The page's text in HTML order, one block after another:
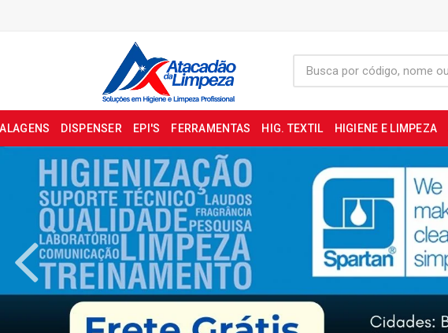
DISPENSER EPI'S FERRAMENTAS HIG. TEXTIL HIGIENE E LIMPEZA